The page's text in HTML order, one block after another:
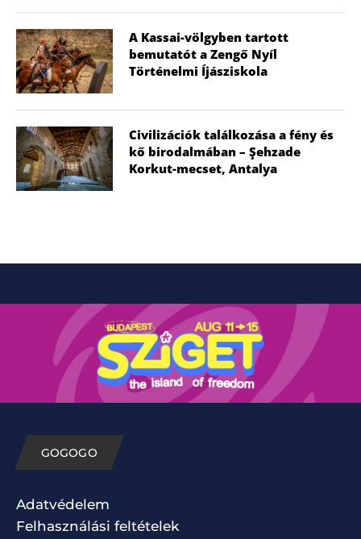
A Kassai-völgyben tartott
bemutatót a Zengő Nyíl
Történelmi Íjásziskola
Civilizációk találkozása a fény és
kő birodalmában – Şehzade
Korkut-mecset, Antalya
GOGOGO
Adatvédelem
Felhasználási feltételek